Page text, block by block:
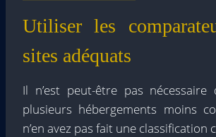
Utiliser les
sites adéquats
Il n’est peut-être pas nécessaire
plusieurs hébergements moins
n’en avez pas fait une classification